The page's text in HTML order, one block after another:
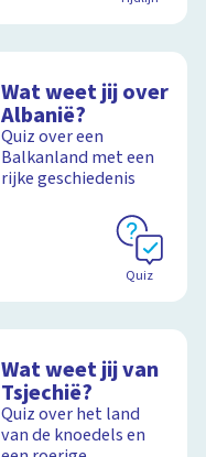
Wat weet jij over
Albanië?
Quiz over een
Balkanland met een
rijke geschiedenis
Quiz
Wat weet jij van
Tsjechië?
Quiz over het land
van de knoedels en